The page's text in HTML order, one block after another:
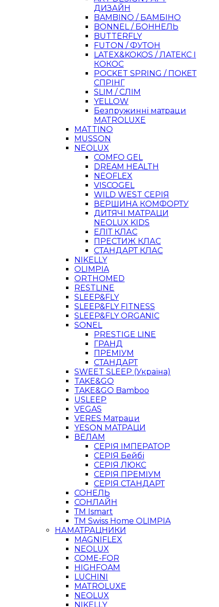
ДИЗАЙН
BAMBINO / БАМБІНО
BONNEL / БОННЕЛЬ
BUTTERFLY
FUTON / ФУТОН
LATEX&KOKOS / ЛАТЕКС І
КОКОС
POCKET SPRING / ПОКЕТ
СПРІНГ
SLIM / СЛІМ
YELLOW
Безпружинні матраци
MATROLUXE
MATTINO
MUSSON
NEOLUX
COMFO GEL
DREAM HEALTH
NEOFLEX
VISCOGEL
WILD WEST СЕРІЯ
ВЕРШИНА КОМФОРТУ
ДИТЯЧІ МАТРАЦИ
NEOLUX KIDS
ЕЛІТ КЛАС
ПРЕСТИЖ КЛАС
СТАНДАРТ КЛАС
NIKELLY
OLIMPIA
ORTHOMED
RESTLINE
SLEEP&FLY
SLEEP&FLY FITNESS
SLEEP&FLY ORGANIC
SONEL
PRESTIGE LINE
ГРАНД
ПРЕМІУМ
СТАНДАРТ
SWEET SLEEP (Україна)
TAKE&GO
TAKE&GO Bamboo
USLEEP
VEGAS
VERES Матраци
YESON МАТРАЦИ
ВЕЛАМ
СЕРІЯ ІМПЕРАТОР
СЕРІЯ Бейбі
СЕРІЯ ЛЮКС
СЕРІЯ ПРЕМІУМ
СЕРІЯ СТАНДАРТ
СОНЕЛЬ
СОНЛАЙН
ТМ Ismart
ТМ Swiss Home OLIMPIA
НАМАТРАЦНИКИ
MAGNIFLEX
NEOLUX
COME-FOR
HIGHFOAM
LUCHINI
MATROLUXE
NEOLUX
NIKELLY